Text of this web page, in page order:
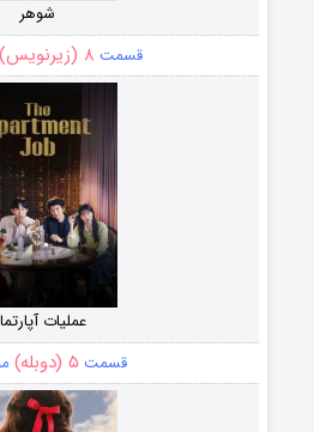
شوهر
قسمت ۸ (زیرنویس)
عملیات
قسمت ۵ (دوبله)